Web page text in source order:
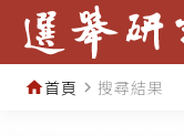
home首頁 navigate_next搜尋結果